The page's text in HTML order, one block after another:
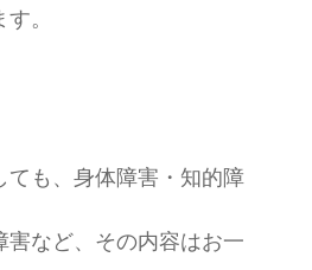
。
ても、身体障害・知的障
害など、その内容はお一